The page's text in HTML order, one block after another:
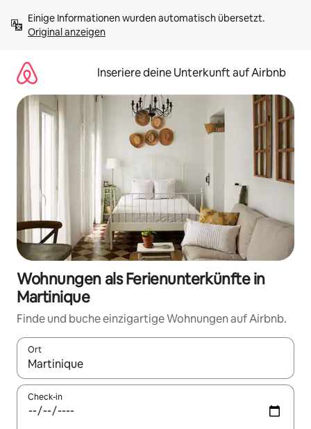
Inhalten
springenOriginal anzeigen
Inseriere deine Unterkunft auf Airbnb
Wohnungen als Ferienunterkünfte in
Martinique
Finde und buche einzigartige Wohnungen auf Airbnb.
Ort
Wenn Ergebnisse verfügbar sind, navigiere mit den
Check-in